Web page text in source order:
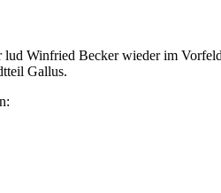
Winfried Becker wieder im
Gallus.